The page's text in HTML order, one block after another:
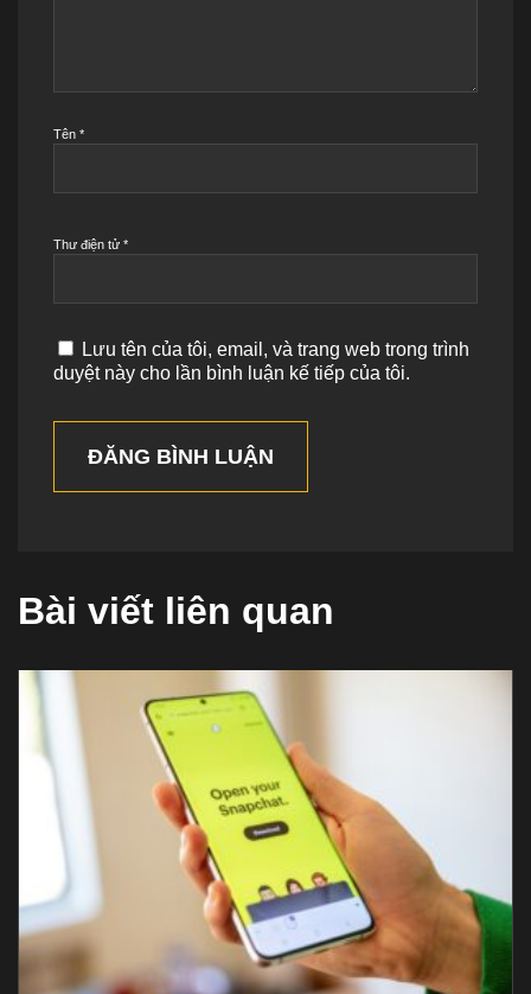
Tên *
Thư điện tử *
Lưu tên của tôi, email, và trang web trong trình
duyệt này cho lần bình luận kế tiếp của tôi.
ĐĂNG BÌNH LUẬN
Bài viết liên quan